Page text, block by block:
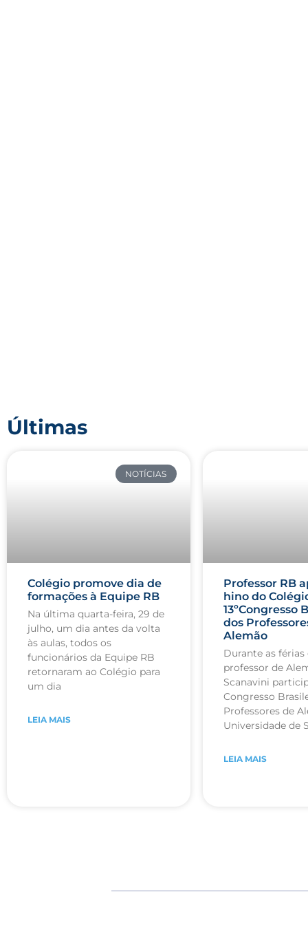
Últimas
NOTÍCIAS
Colégio promove dia de
formações à Equipe RB
Na última quarta-feira, 29 de
julho, um dia antes da volta
às aulas, todos os
funcionários da Equipe RB
retornaram ao Colégio para
um dia
LEIA MAIS
Professor RB
hino do
13ºCongresso
dos
Alemão
Durante as férias
professor de
Scanavini
Congresso
Professores de
Universidade de
LEIA MAIS